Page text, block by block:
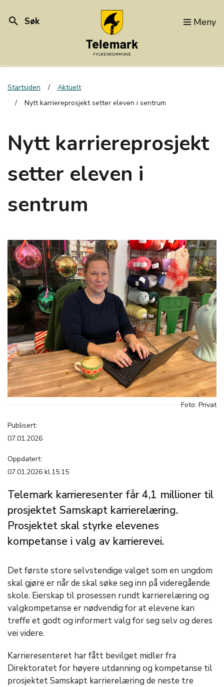
search Søk Meny
Startsiden
Aktuelt
Nytt karriereprosjekt setter eleven i sentrum
Nytt karriereprosjekt
setter eleven i
sentrum
Foto: Privat
Publisert:
07.01.2026
Oppdatert:
07.01.2026 kl.15:15
Telemark karrieresenter får 4,1 millioner til
prosjektet Samskapt karrierelæring.
Prosjektet skal styrke elevenes
kompetanse i valg av karrierevei.
Det første store selvstendige valget som en ungdom
skal gjøre er når de skal søke seg inn på videregående
skole. Eierskap til prosessen rundt karrierelæring og
valgkompetanse er nødvendig for at elevene kan
treffe et godt og informert valg for seg selv og deres
vei videre.
Karrieresenteret har fått bevilget midler fra
Direktoratet for høyere utdanning og kompetanse til
prosjektet Samskapt karrierelæring de neste tre